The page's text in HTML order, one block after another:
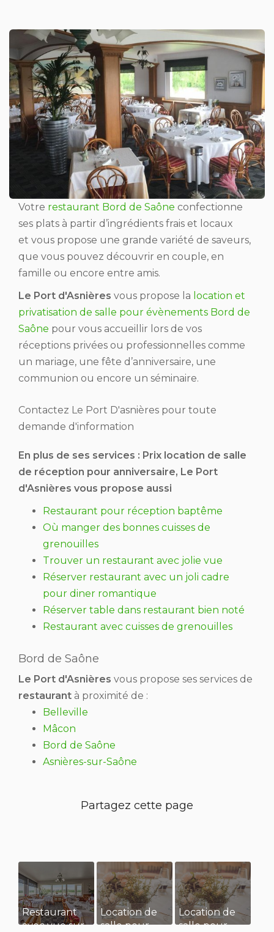
Votre restaurant Bord de Saône confectionne
ses plats à partir d’ingrédients frais et locaux
et vous propose une grande variété de saveurs,
que vous pouvez découvrir en couple, en
famille ou encore entre amis.
Le Port d'Asnières vous propose la location et
privatisation de salle pour évènements Bord de
Saône pour vous accueillir lors de vos
réceptions privées ou professionnelles comme
un mariage, une fête d’anniversaire, une
communion ou encore un séminaire.
Contactez Le Port D'asnières pour toute
demande d'information
En plus de ses services : Prix location de salle
de réception pour anniversaire, Le Port
d'Asnières vous propose aussi
Restaurant pour réception baptême
Où manger des bonnes cuisses de
grenouilles
Trouver un restaurant avec jolie vue
Réserver restaurant avec un joli cadre
pour diner romantique
Réserver table dans restaurant bien noté
Restaurant avec cuisses de grenouilles
Bord de Saône
Le Port d'Asnières vous propose ses services de
restaurant à proximité de :
Belleville
Mâcon
Bord de Saône
Asnières-sur-Saône
Restaurant
avec vue sur
Location de
salle pour
Location de
salle pour